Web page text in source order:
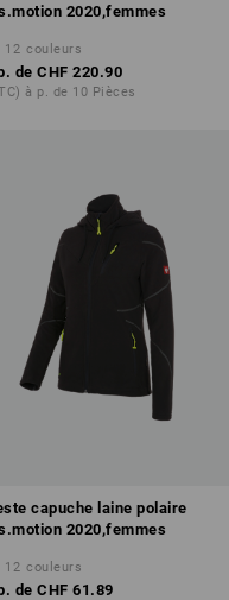
2020,femmes
12 couleurs
de CHF 220.90
à p. de 10 Pièces
capuche laine polaire
2020,femmes
12 couleurs
de CHF 61.89